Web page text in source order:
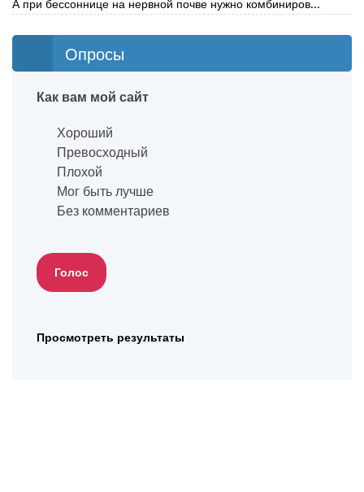
А при бессоннице на нервной почве нужно комбиниров...
Опросы
Как вам мой сайт
Хороший
Превосходный
Плохой
Мог быть лучше
Без комментариев
Просмотреть результаты